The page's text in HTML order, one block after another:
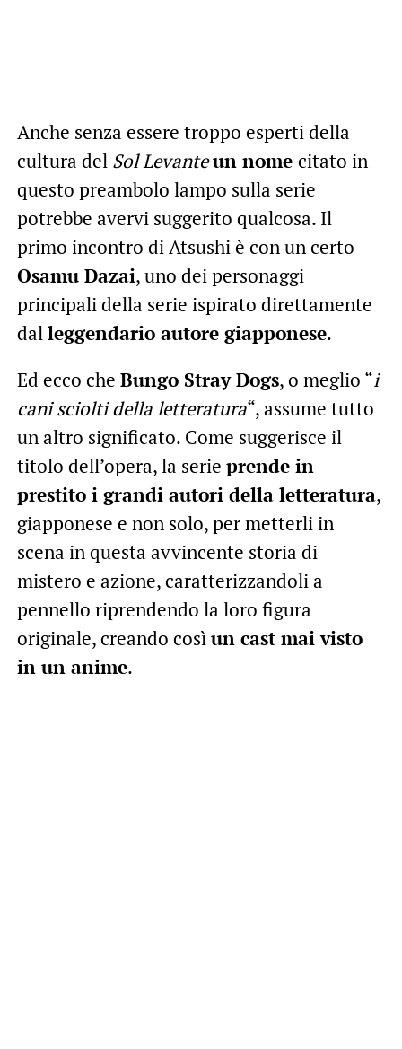
Anche senza essere troppo esperti della
cultura del Sol Levanteun nome citato in
questo preambolo lampo sulla serie
potrebbe avervi suggerito qualcosa. Il
primo incontro di Atsushi è con un certo
Osamu Dazai, uno dei personaggi
principali della serie ispirato direttamente
dalleggendario autore giapponese.
Ed ecco che Bungo Stray Dogs, o meglio “i
cani sciolti della letteratura“, assume tutto
un altro significato. Come suggerisce il
titolo dell’opera, la serie prende in
prestito i grandi autori della letteratura,
giapponese e non solo, per metterli in
scena in questa avvincente storia di
mistero e azione, caratterizzandoli a
pennello riprendendo la loro figura
originale, creando cosìun cast mai visto
in un anime.